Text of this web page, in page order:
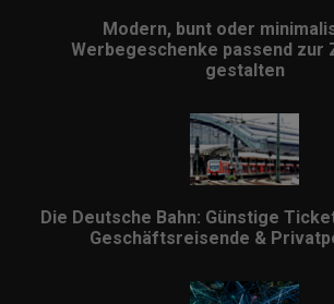
Modern, bunt oder
Werbegeschenke passend zur
gestalten
Die Deutsche Bahn: Günstige
Geschäftsreisende &